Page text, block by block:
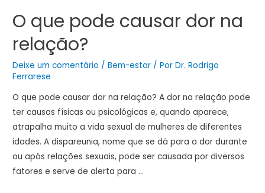
O que pode causar dor na
relação?
Deixe um comentário /Bem-estar / PorDr. Rodrigo
Ferrarese
O que pode causar dor na relação? A dor na relação pode
ter causas físicas ou psicológicas e, quando aparece,
atrapalha muito a vida sexual de mulheres de diferentes
idades. A dispareunia, nome que se dá para a dor durante
ou após relações sexuais, pode ser causada por diversos
fatores e serve de alerta para …